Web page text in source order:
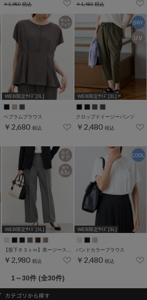
￥5,980税込
￥1,480税込
WEB限定ｻｲｽﾞ[3L]
ペプラムブラウス
￥2,680 税込
WEB限定ｻｲｽﾞ[3L]
クロップドイージーパンツ
￥2,480 税込
WEB限定ｻｲｽﾞ[3L]
￥2,980 税込
WEB限定ｻｲｽﾞ[3L]
バンドカラーブラウス
￥2,480 税込
1～30件 (全30件)